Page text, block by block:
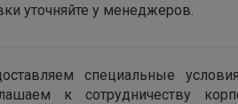
уточняйте у менеджеров.
специальные
к сотрудничеству